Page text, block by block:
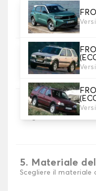
2. Materiale
Scegli il materiale
3. Set di
Selezionare il
necessari.
4. Colori dei
Scegli il materiale
5. Materiale
Scegliere il materiale